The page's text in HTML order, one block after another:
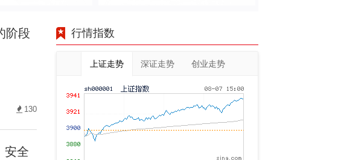
阶段
130
安全
行情指数
上证走势 深证走势 创业走势